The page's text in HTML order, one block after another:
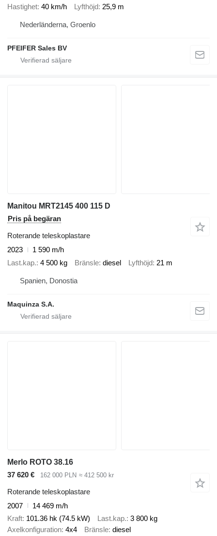
Hastighet 40 km/h Lyfthöjd 25,9 m
Nederländerna, Groenlo
PFEIFER Sales BV
Manitou MRT2145 400 115 D
Pris på begäran
Roterande teleskoplastare
2023
1 590 m/h
Last.kap. 4 500 kg Bränsle diesel Lyfthöjd 21 m
Spanien, Donostia
Maquinza S.A.
Merlo ROTO 38.16
37 620 €
162 000 PLN ≈ 412 500 kr
Roterande teleskoplastare
2007
14 469 m/h
Kraft 101.36 hk (74.5 kW) Last.kap. 3 800 kg
Axelkonfiguration 4x4 Bränsle diesel